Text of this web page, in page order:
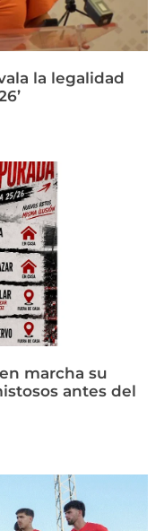
la legalidad
marcha su
antes del